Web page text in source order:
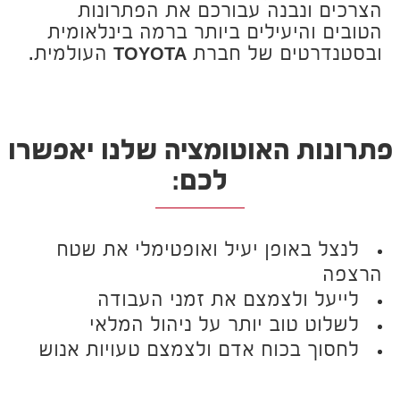
הצרכים ונבנה עבורכם את הפתרונות
הטובים והיעילים ביותר ברמה בינלאומית
ובסטנדרטים של חברת TOYOTA העולמית.
פתרונות האוטומציה שלנו יאפשרו
לכם:
לנצל באופן יעיל ואופטימלי את שטח
הרצפה
לייעל ולצמצם את זמני העבודה
לשלוט טוב יותר על ניהול המלאי
לחסוך בכוח אדם ולצמצם טעויות אנוש